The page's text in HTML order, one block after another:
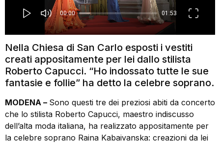
Nella Chiesa di San Carlo esposti i vestiti
creati appositamente per lei dallo stilista
Roberto Capucci. “Ho indossato tutte le sue
fantasie e follie” ha detto la celebre soprano.
MODENA – Sono questi tre dei preziosi abiti da concerto
che lo stilista Roberto Capucci, maestro indiscusso
dell’alta moda italiana, ha realizzato appositamente per
la celebre soprano Raina Kabaivanska: creazioni da lei